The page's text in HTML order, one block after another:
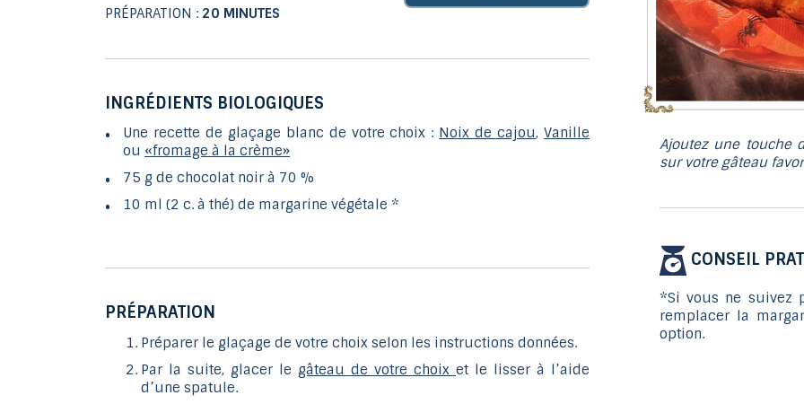
PRÉPARATION : 20 MINUTES
INGRÉDIENTS BIOLOGIQUES
Une recette de glaçage blanc de votre choix : Noix de cajou,Vanille
ou «fromage à la crème»
75 g de chocolat noir à 70 %
10 ml (2 c. à thé) de margarine végétale *
PRÉPARATION
Préparer le glaçage de votre choix selon les instructions données.
Par la suite, glacer le gâteau de votre choix et le lisser à l’aide
d’une spatule.
Ajoutez une touche
sur votre gâteau
CONSEIL
*Si vous ne suivez
remplacer la
option.